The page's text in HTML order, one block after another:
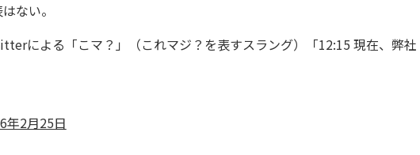
ない。
による「こマ？」（これマジ？を表すスラング）「12:15 現在、弊社
年2月25日